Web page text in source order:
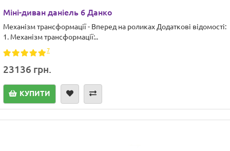
Міні-диван даніель 6 Данко
Механізм трансформації - Вперед на роликах Додаткові відомості:
1. Механізм трансформації:..
7
23136 грн.
КУПИТИ